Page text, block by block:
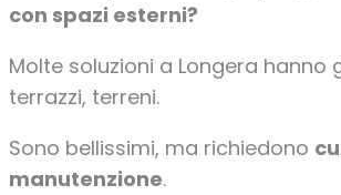
con spazi esterni?
Molte soluzioni a Longera hanno
terrazzi, terreni.
Sono bellissimi, ma richiedono
manutenzione.